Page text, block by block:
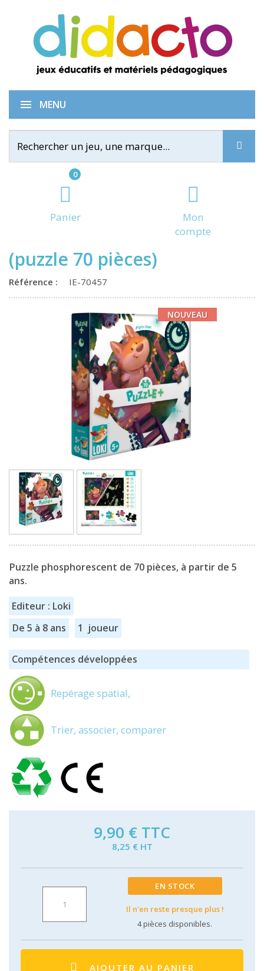
0
Panier
Mon
compte
MENU
Loki explore la cabane
(puzzle 70 pièces)
Référence : IE-70457
NOUVEAU
Puzzle phosphorescent de 70 pièces, à partir de 5
ans.
Editeur : Loki
De 5 à 8 ans
1 joueur
Compétences développées
Repérage spatial,
Trier, associer, comparer
9,90 € TTC
8,25 € HT
EN STOCK
Il n'en reste presque plus !
4pièces disponibles.
AJOUTER AU PANIER